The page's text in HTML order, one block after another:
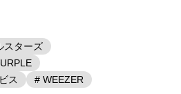
スターズ
ス
# WEEZER